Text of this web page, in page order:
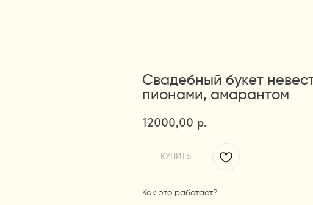
Свадебный букет
пионами, амарантом
12000,00 р.
КУПИТЬ
Как это работает?